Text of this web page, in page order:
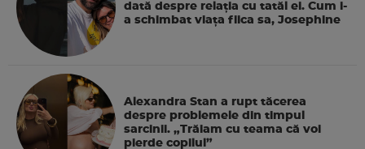
dată despre relația cu tatăl ei. Cum i-
a schimbat viața fiica sa, Josephine
Alexandra Stan a rupt tăcerea
despre problemele din timpul
sarcinii. „Trăiam cu teama că voi
pierde copilul”